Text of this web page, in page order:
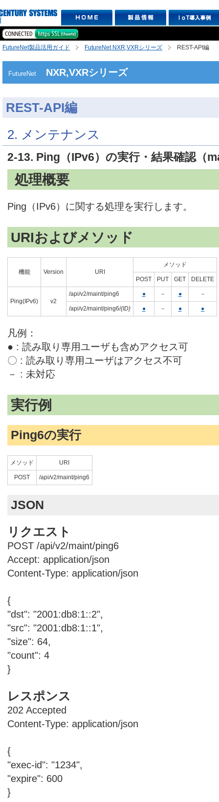
FutureNet製品活用ガイド FutureNet NXR,VXRシリーズ REST-API編
FutureNet NXR,VXRシリーズ
REST-API編
2. メンテナンス
2-13. Ping（IPv6）の実行・結果確認（
処理概要
Ping（IPv6）に関する処理を実行します。
URIおよびメソッド
機能 Version URI
メソッド
POST PUT GET DELETE
Ping(IPv6) v2
/api/v2/maint/ping6 ● － ● －
/api/v2/maint/ping6/{ID} ● － ● ●
凡例：
● : 読み取り専用ユーザも含めアクセス可
〇 : 読み取り専用ユーザはアクセス不可
－ : 未対応
実行例
Ping6の実行
メソッド URI
POST /api/v2/maint/ping6
JSON
リクエスト
POST /api/v2/maint/ping6
Accept: application/json
Content-Type: application/json
{
"dst": "2001:db8:1::2",
"src": "2001:db8:1::1",
"size": 64,
"count": 4
}
レスポンス
202 Accepted
Content-Type: application/json
{
"exec-id": "1234",
"expire": 600
}